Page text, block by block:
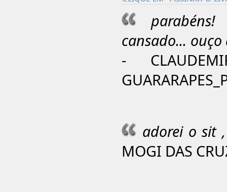
cansado...
-
adorei o sit
MOGI DAS